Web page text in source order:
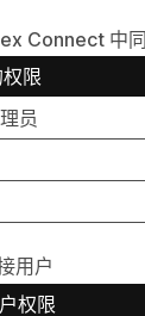
Connect 中
限
员
用户
权限